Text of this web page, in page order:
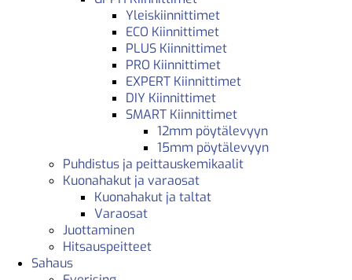
Yleiskiinnittimet
ECO Kiinnittimet
PLUS Kiinnittimet
PRO Kiinnittimet
EXPERT Kiinnittimet
DIY Kiinnittimet
SMART Kiinnittimet
12mm pöytälevyyn
15mm pöytälevyyn
Puhdistus ja peittauskemikaalit
Kuonahakut ja varaosat
Kuonahakut ja taltat
Varaosat
Juottaminen
Hitsauspeitteet
Sahaus